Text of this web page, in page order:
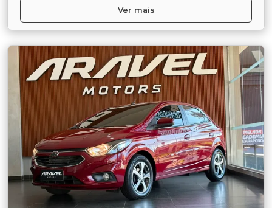
Ver mais